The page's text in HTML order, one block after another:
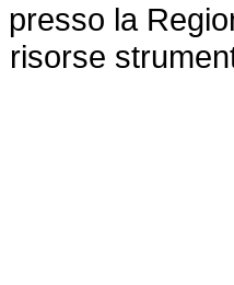
la